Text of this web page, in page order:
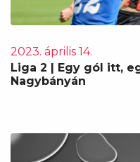
2023. április 14.
Liga 2 | Egy gól itt,
Nagybányán